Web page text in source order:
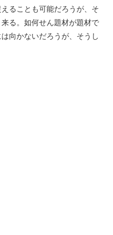
ることも可能だろうが、そ
る。如何せん題材が題材で
向かないだろうが、そうし